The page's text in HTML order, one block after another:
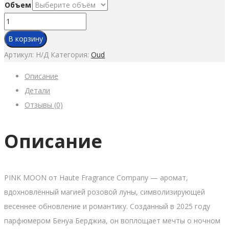
Объем
Количество
товара
PINK
MOON
В корзину
Артикул: Н/Д Категория: Oud
Описание
Детали
Отзывы (0)
Описание
PINK MOON от Haute Fragrance Company — аромат,
вдохновлённый магией розовой луны, символизирующей
весеннее обновление и романтику. Созданный в 2025 году
парфюмером Бенуа Берджиа, он воплощает мечты о ночном